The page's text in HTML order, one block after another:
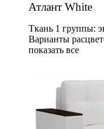
Атлант White
Ткань 1 группы:
Варианты
показать все